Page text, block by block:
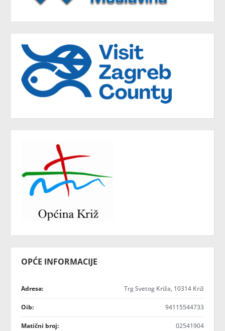
OPĆE INFORMACIJE
Adresa: Trg Svetog Križa, 10314 Križ
Oib: 94115544733
Matični broj: 02541904